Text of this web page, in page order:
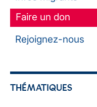
Faire un don
Rejoignez-nous
THÉMATIQUES